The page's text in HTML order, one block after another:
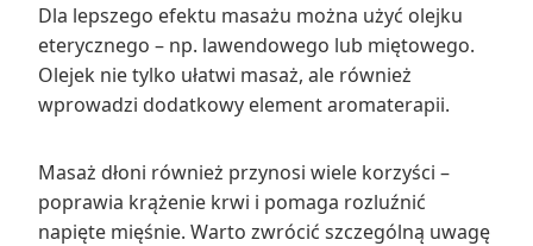
Dla lepszego efektu masażu można użyć olejku
eterycznego – np. lawendowego lub miętowego.
Olejek nie tylko ułatwi masaż, ale również
wprowadzi dodatkowy element aromaterapii.
Masaż dłoni również przynosi wiele korzyści –
poprawia krążenie krwi i pomaga rozluźnić
napięte mięśnie. Warto zwrócić szczególną uwagę